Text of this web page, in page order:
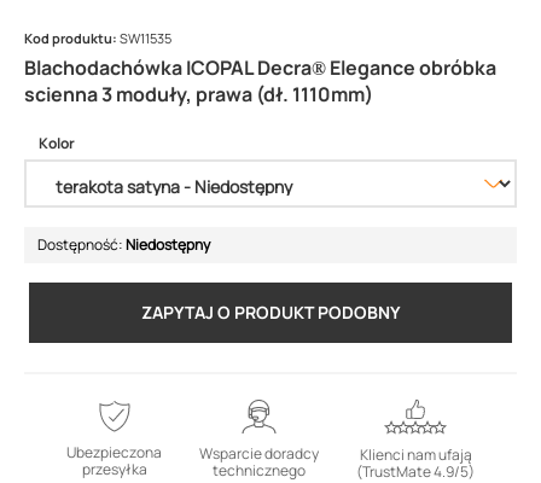
Blachodachówka ICOPAL Decra® Elegance obróbka
scienna 3 moduły, prawa (dł. 1110mm)
Kod produktu: SW11535
Kolor
Dostępność:Niedostępny
ZAPYTAJ O PRODUKT PODOBNY
Ubezpieczona
przesyłka
Wsparcie doradcy
technicznego
Klienci nam ufają
(TrustMate 4.9/5)